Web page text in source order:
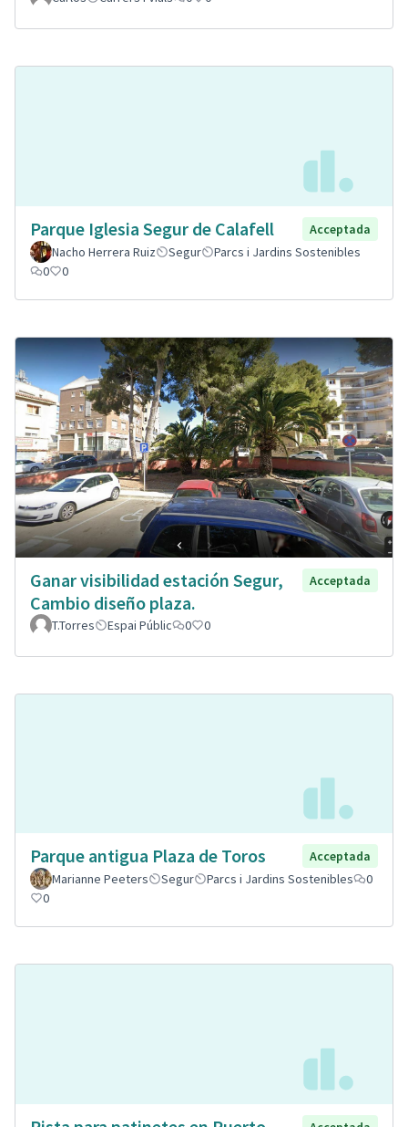
Parque Iglesia Segur de Calafell
Acceptada
Nacho Herrera Ruiz
Segur
Parcs i Jardins Sostenibles
0
0
Ganar visibilidad estación Segur,
Cambio diseño plaza.
Acceptada
T.Torres Espai Públic 0 0
Parque antigua Plaza de Toros
Acceptada
Marianne Peeters
Segur Parcs i Jardins Sostenibles
0
0